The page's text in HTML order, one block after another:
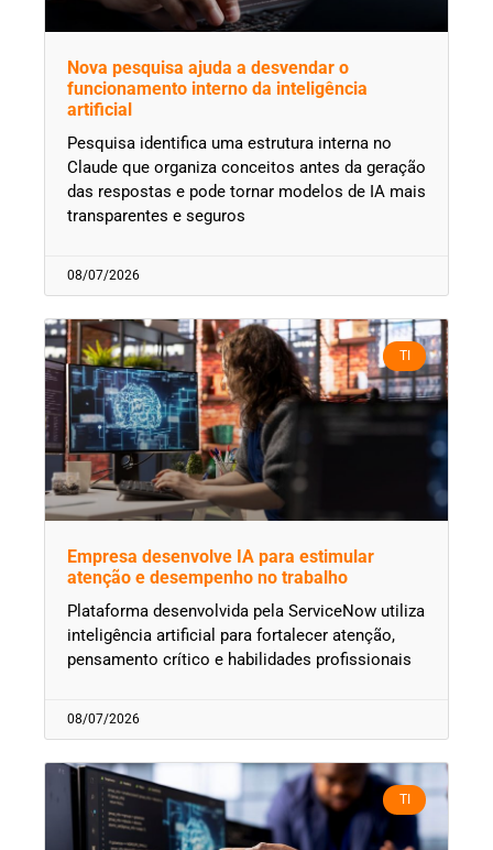
Nova pesquisa ajuda a desvendar o
funcionamento interno da inteligência
artificial
Pesquisa identifica uma estrutura interna no
Claude que organiza conceitos antes da geração
das respostas e pode tornar modelos de IA mais
transparentes e seguros
08/07/2026
TI
Empresa desenvolve IA para estimular
atenção e desempenho no trabalho
Plataforma desenvolvida pela ServiceNow utiliza
inteligência artificial para fortalecer atenção,
pensamento crítico e habilidades profissionais
08/07/2026
TI